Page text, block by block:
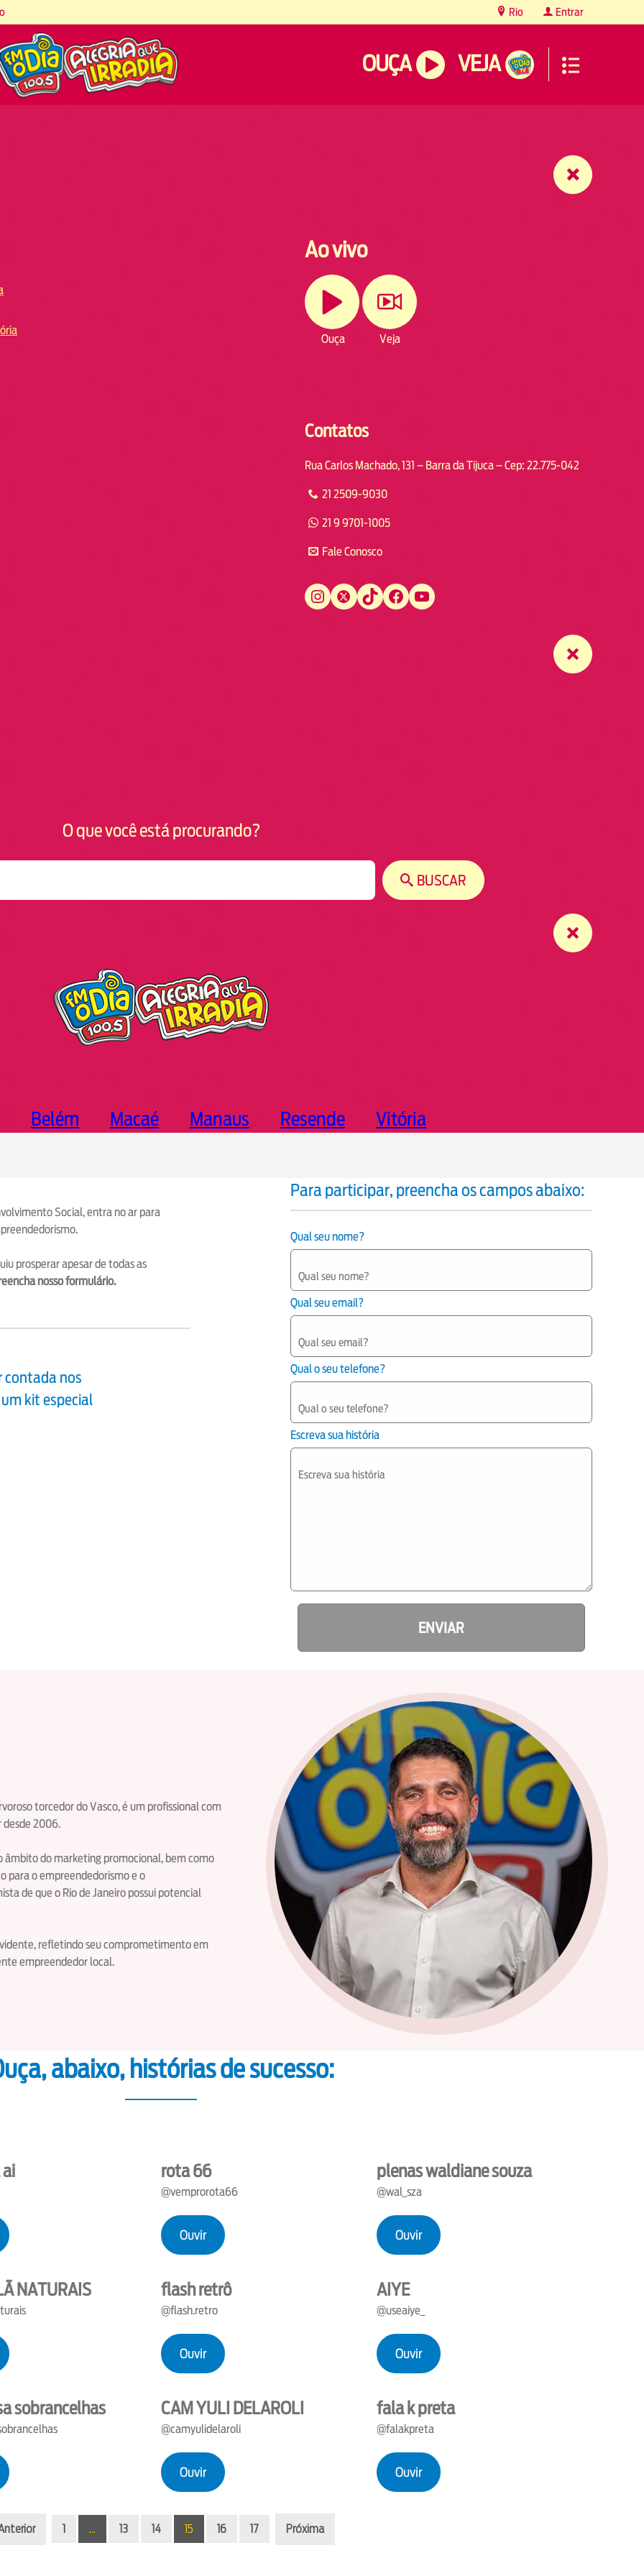
Rio Entrar
OUÇA VEJA
Ao vivo
Ouça Veja
Contatos
Rua Carlos Machado, 131 – Barra da Tijuca – Cep: 22.775-042
21 2509-9030
21 9 9701-1005
Fale Conosco
Instagram Twitter TikTok Facebook YouTube
O que você está procurando?
BUSCAR
Belém Macaé Manaus Resende Vitória
Social, entra no ar para
prosperar apesar de todas as
nosso formulário.
contada nos
kit especial
Para participar, preencha os campos abaixo:
Qual seu nome?
Qual seu email?
Qual o seu telefone?
Escreva sua história
ENVIAR
torcedor do Vasco, é um profissional com
desde 2006.
âmbito do marketing promocional, bem como
para o empreendedorismo e o
de que o Rio de Janeiro possui potencial
refletindo seu comprometimento em
empreendedor local.
abaixo, histórias de sucesso:
ai rota 66
@vemprorota66
Ouvir
plenas waldiane souza
@wal_sza
Ouvir
NATURAIS flash retrô
@flash.retro
Ouvir
AIYE
@useaiye_
Ouvir
sobrancelhas CAM YULI DELAROLI
@camyulidelaroli
Ouvir
fala k preta
@falakpreta
Ouvir
1 … 13 14 15 16 17 Próxima